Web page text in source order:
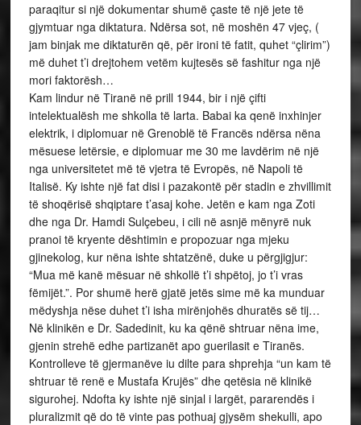
paraqitur si një dokumentar shumë çaste të një jete të
gjymtuar nga diktatura. Ndërsa sot, në moshën 47 vjeç, (
jam binjak me diktaturën që, për ironi të fatit, quhet “çlirim”)
më duhet t’i drejtohem vetëm kujtesës së fashitur nga një
mori faktorësh…
Kam lindur në Tiranë në prill 1944, bir i një çifti
intelektualësh me shkolla të larta. Babai ka qenë inxhinjer
elektrik, i diplomuar në Grenoblë të Francës ndërsa nëna
mësuese letërsie, e diplomuar me 30 me lavdërim në një
nga universitetet më të vjetra të Evropës, në Napoli të
Italisë. Ky ishte një fat disi i pazakontë për stadin e zhvillimit
të shoqërisë shqiptare t’asaj kohe. Jetën e kam nga Zoti
dhe nga Dr. Hamdi Sulçebeu, i cili në asnjë mënyrë nuk
pranoi të kryente dështimin e propozuar nga mjeku
gjinekolog, kur nëna ishte shtatzënë, duke u përgjigjur:
“Mua më kanë mësuar në shkollë t’i shpëtoj, jo t’i vras
fëmijët.”. Por shumë herë gjatë jetës sime më ka munduar
mëdyshja nëse duhet t’i isha mirënjohës dhuratës së tij…
Në klinikën e Dr. Sadedinit, ku ka qënë shtruar nëna ime,
gjenin strehë edhe partizanët apo guerilasit e Tiranës.
Kontrolleve të gjermanëve iu dilte para shprehja “un kam të
shtruar të renë e Mustafa Krujës” dhe qetësia në klinikë
sigurohej. Ndofta ky ishte një sinjal i largët, pararendës i
pluralizmit që do të vinte pas pothuaj gjysëm shekulli, apo